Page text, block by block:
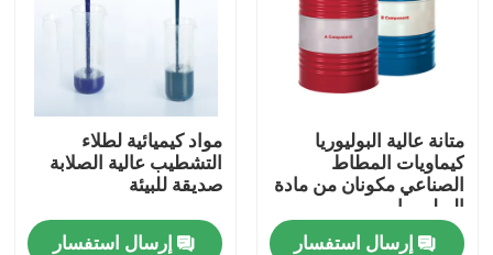
منزل
متانة عالية البوليوريا
كيماويات المطاط
الصناعي مكونان من مادة
البوليوريا
إرسال استفسار
مواد كيميائية لطلاء
التشطيب عالية الصلابة
صديقة للبيئة
إرسال استفسار